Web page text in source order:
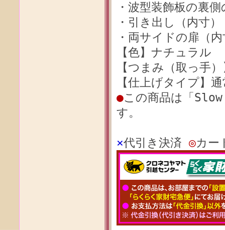
・波型装飾板の裏
・引き出し（内寸
・両サイドの扉（
【色】ナチュラル
【つまみ（取っ手
【仕上げタイプ】
●この商品は「
す。
×代引き決済 ◎カー